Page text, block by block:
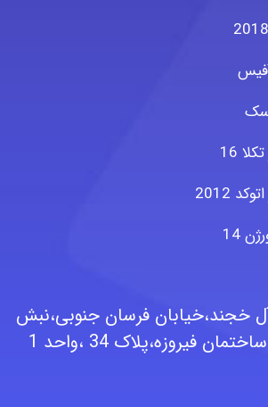
خجند،خیابان فرسان جنوبی،نبش